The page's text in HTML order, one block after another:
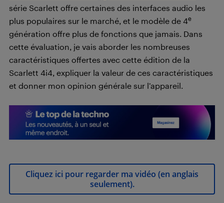
série Scarlett offre certaines des interfaces audio les
plus populaires sur le marché, et le modèle de 4e
génération offre plus de fonctions que jamais. Dans
cette évaluation, je vais aborder les nombreuses
caractéristiques offertes avec cette édition de la
Scarlett 4i4, expliquer la valeur de ces caractéristiques
et donner mon opinion générale sur l’appareil.
Cliquez ici pour regarder ma vidéo (en anglais
seulement).